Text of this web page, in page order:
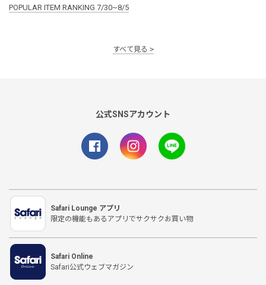
POPULAR ITEM RANKING 7/30~8/5
すべて見る
公式SNSアカウント
Safari Lounge アプリ
限定の機能もあるアプリでサクサクお買い物
Safari Online
Safari公式ウェブマガジン